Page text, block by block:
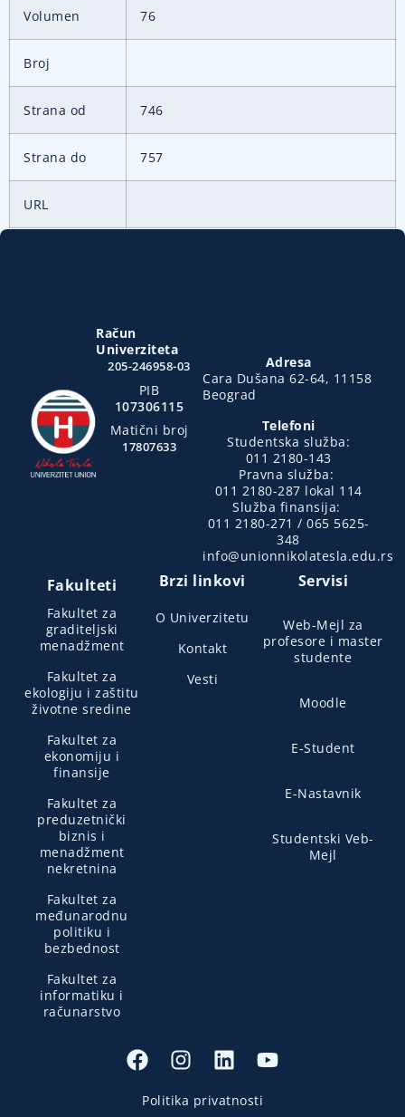
Volumen 76
Broj
Strana od 746
Strana do 757
URL
Račun
Univerziteta
205-246958-03
PIB
107306115
Matični broj
17807633
Adresa
Cara Dušana 62-64, 11158
Beograd
Telefoni
Studentska služba:
011 2180-143
Pravna služba:
011 2180-287 lokal 114
Služba finansija:
011 2180-271 / 065 5625-
348
info@unionnikolatesla.edu.rs
Fakulteti
Fakultet za
graditeljski
menadžment
Fakultet za
ekologiju i zaštitu
životne sredine
Fakultet za
ekonomiju i
finansije
Fakultet za
preduzetnički
biznis i
menadžment
nekretnina
Fakultet za
međunarodnu
politiku i
bezbednost
Fakultet za
informatiku i
računarstvo
Brzi linkovi
O Univerzitetu
Kontakt
Vesti
Servisi
Web-Mejl za
profesore i master
studente
Moodle
E-Student
E-Nastavnik
Studentski Veb-
Mejl
Politika privatnosti